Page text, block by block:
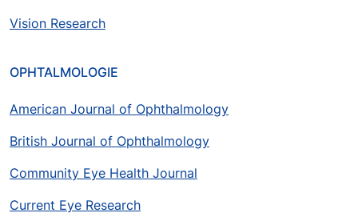
Vision Research
OPHTALMOLOGIE
American Journal of Ophthalmology
British Journal of Ophthalmology
Community Eye Health Journal
Current Eye Research